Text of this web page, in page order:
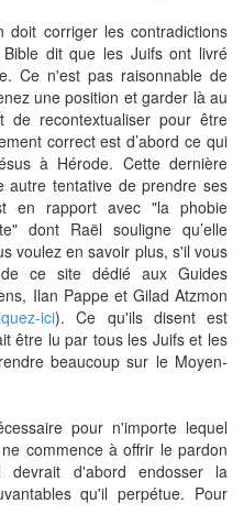
doit corriger les contradictions
dit que les Juifs ont livré
Ce n'est pas raisonnable de
une position et garder là au
de recontextualiser pour être
correct est d’abord ce qui
à Hérode. Cette dernière
autre tentative de prendre ses
en rapport avec "la phobie
dont Raël souligne qu’elle
voulez en savoir plus, s'il vous
ce site dédié aux Guides
Ilan Pappe et Gilad Atzmon
ici). Ce qu'ils disent est
être lu par tous les Juifs et les
beaucoup sur le Moyen-
pour n'importe lequel
commence à offrir le pardon
d'abord endosser la
qu'il perpétue. Pour